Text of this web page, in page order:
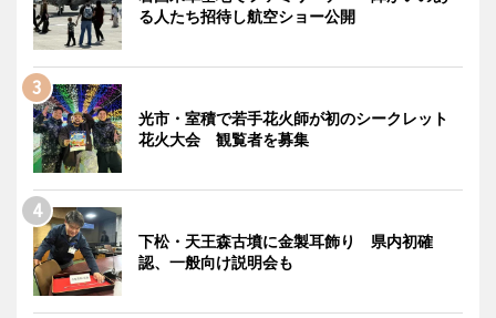
る人たち招待し航空ショー公開
光市・室積で若手花火師が初のシークレット
花火大会 観覧者を募集
下松・天王森古墳に金製耳飾り 県内初確
認、一般向け説明会も